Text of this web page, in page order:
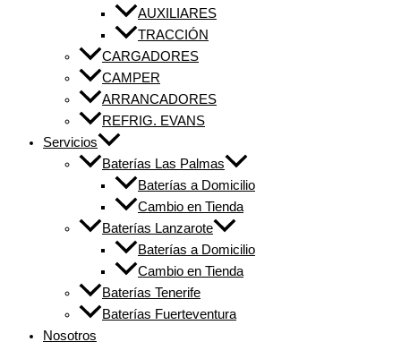
AUXILIARES
TRACCIÓN
CARGADORES
CAMPER
ARRANCADORES
REFRIG. EVANS
Servicios
Baterías Las Palmas
Baterías a Domicilio
Cambio en Tienda
Baterías Lanzarote
Baterías a Domicilio
Cambio en Tienda
Baterías Tenerife
Baterías Fuerteventura
Nosotros